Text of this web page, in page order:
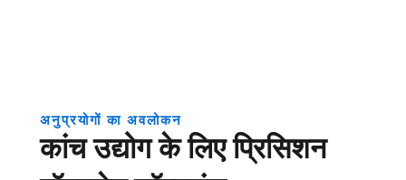
अनुप्रयोगों का अवलोकन
कांच उद्योग के लिए प्रिसिशन